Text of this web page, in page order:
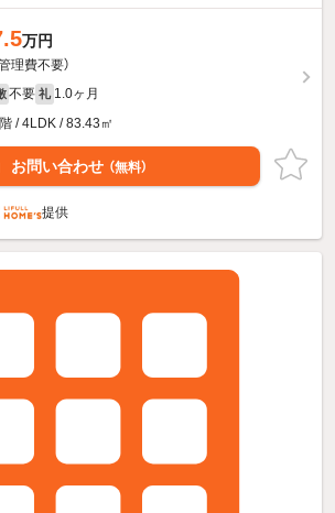
万円
管理費不要）
不要 礼 1.0ヶ月
/ 4LDK / 83.43㎡
お問い合わせ （無料）
提供